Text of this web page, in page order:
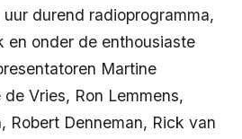
durend radioprogramma,
en onder de enthousiaste
Martine
Vries, Ron Lemmens,
Robert Denneman, Rick van